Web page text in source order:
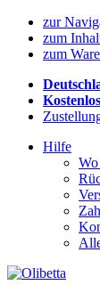
zur
zum
zum
Hilfe